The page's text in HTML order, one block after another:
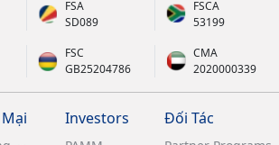
FSA
SD089
FSCA
53199
FSC
GB25204786
CMA
2020000339
Investors Đối Tác